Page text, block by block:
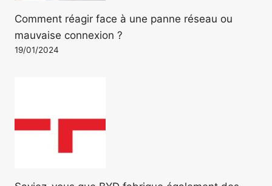
Comment réagir face à une panne réseau ou
mauvaise connexion ?
19/01/2024